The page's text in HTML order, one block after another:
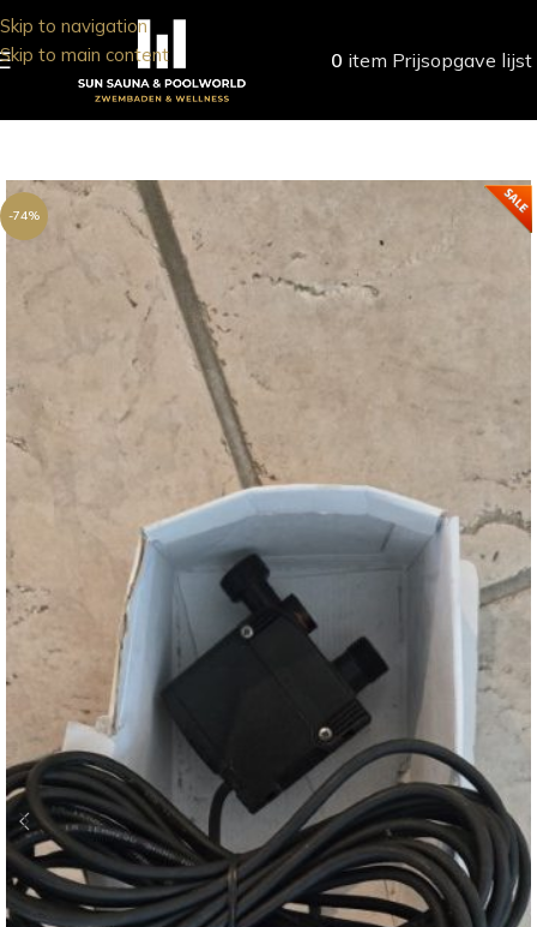
Skip to navigation
Skip to main content
0 item Prijsopgave lijst
-74%